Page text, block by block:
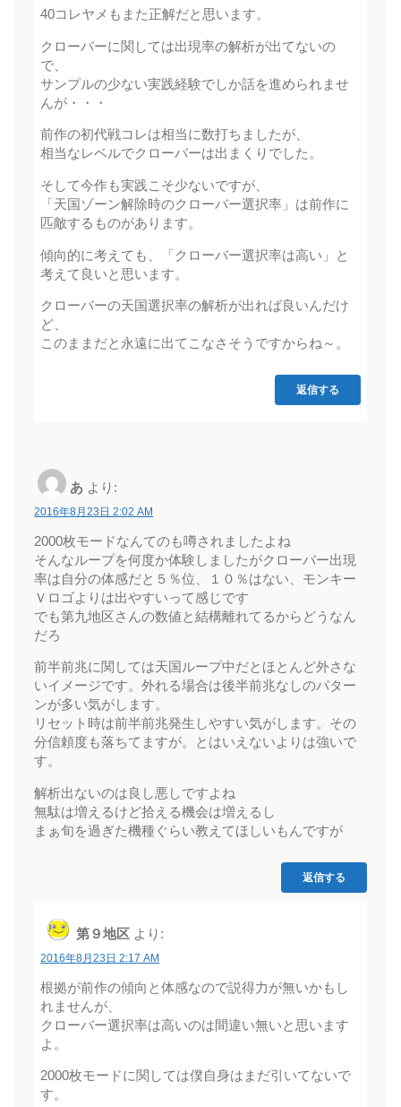
40コレヤメもまた正解だと思います。
クローバーに関しては出現率の解析が出てないの
で、
サンプルの少ない実践経験でしか話を進められませ
んが・・・
前作の初代戦コレは相当に数打ちましたが、
相当なレベルでクローバーは出まくりでした。
そして今作も実践こそ少ないですが、
「天国ゾーン解除時のクローバー選択率」は前作に
匹敵するものがあります。
傾向的に考えても、「クローバー選択率は高い」と
考えて良いと思います。
クローバーの天国選択率の解析が出れば良いんだけ
ど、
このままだと永遠に出てこなさそうですからね～。
返信する
あ より:
2016年8月23日 2:02 AM
2000枚モードなんてのも噂されましたよね
そんなループを何度か体験しましたがクローバー出現
率は自分の体感だと５％位、１０％はない、モンキー
Ｖロゴよりは出やすいって感じです
でも第九地区さんの数値と結構離れてるからどうなん
だろ
前半前兆に関しては天国ループ中だとほとんど外さな
いイメージです。外れる場合は後半前兆なしのパター
ンが多い気がします。
リセット時は前半前兆発生しやすい気がします。その
分信頼度も落ちてますが。とはいえないよりは強いで
す。
解析出ないのは良し悪しですよね
無駄は増えるけど拾える機会は増えるし
まぁ旬を過ぎた機種ぐらい教えてほしいもんですが
返信する
第９地区 より:
2016年8月23日 2:17 AM
根拠が前作の傾向と体感なので説得力が無いかもし
れませんが、
クローバー選択率は高いのは間違い無いと思います
よ。
2000枚モードに関しては僕自身はまだ引いてないで
す。